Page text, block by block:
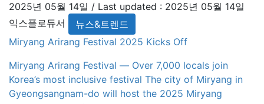
renowned scholar of the late […]
2025년 05월 14일 / Last updated : 2025년 05월 14일
익스플로듀서
뉴스&트렌드
Miryang Arirang Festival 2025 Kicks Off
Miryang Arirang Festival — Over 7,000 locals join
Korea’s most inclusive festival The city of Miryang in
Gyeongsangnam-do will host the 2025 Miryang